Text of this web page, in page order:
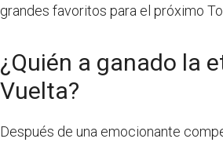
grandes favoritos para el próximo
¿Quién a ganado la
Vuelta?
Después de una emocionante